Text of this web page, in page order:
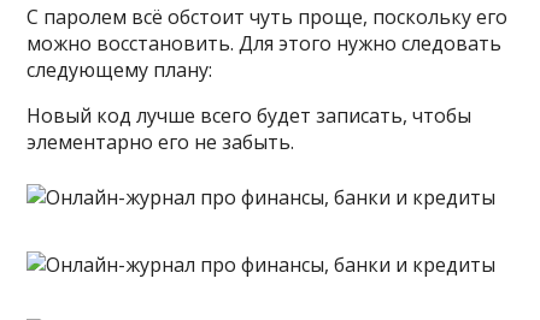
С паролем всё обстоит чуть проще, поскольку его
можно восстановить. Для этого нужно следовать
следующему плану:
Новый код лучше всего будет записать, чтобы
элементарно его не забыть.